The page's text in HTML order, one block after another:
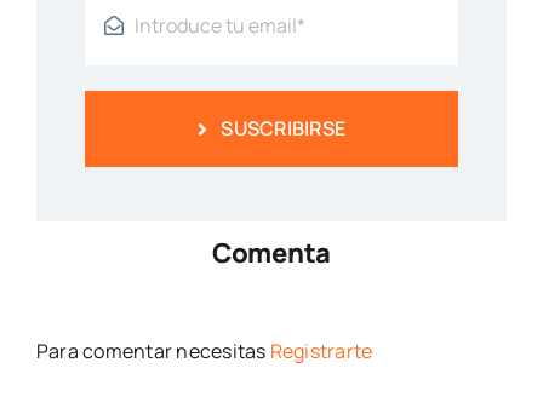
SUSCRIBIRSE
Comenta
Para comentar necesitas Registrarte